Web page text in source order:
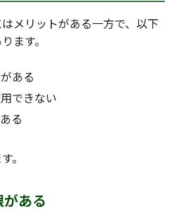
メリットがある一方で、以下
ます。
ある
できない
る
。
ある